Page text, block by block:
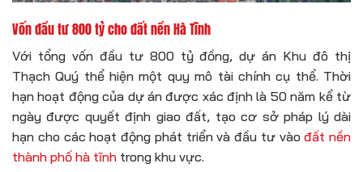
Vốn đầu tư 800 tỷ cho đất nền Hà Tĩnh
Với tổng vốn đầu tư 800 tỷ đồng, dự án Khu đô thị
Thạch Quý thể hiện một quy mô tài chính cụ thể. Thời
hạn hoạt động của dự án được xác định là 50 năm kể từ
ngày được quyết định giao đất, tạo cơ sở pháp lý dài
hạn cho các hoạt động phát triển và đầu tư vàođất nền
thành phố hà tĩnh trong khu vực.